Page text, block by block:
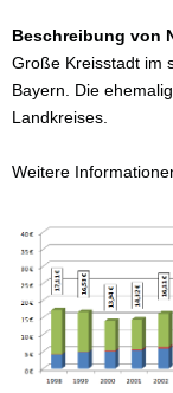
Beschreibung von
Große Kreisstadt im
Bayern. Die
Landkreises.
Weitere